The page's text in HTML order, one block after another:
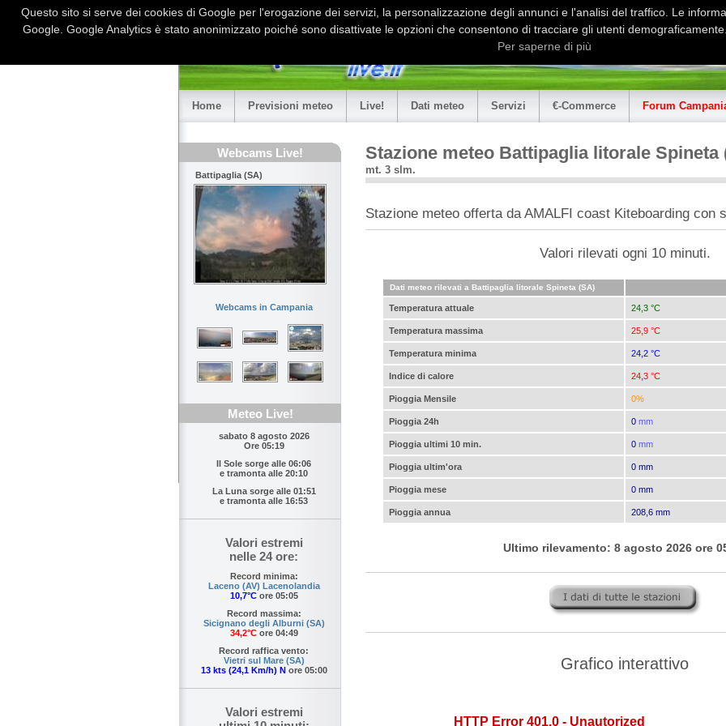
Home Previsioni meteo Live! Dati meteo Servizi €-Commerce Forum
Webcams Live!
Battipaglia (SA)
Webcams in Campania
Meteo Live!
sabato 8 agosto 2026
Ore 05:19
Il Sole sorge alle 06:06
e tramonta alle 20:10
La Luna sorge alle 01:51
e tramonta alle 16:53
Valori estremi
nelle 24 ore:
Record minima:
Laceno (AV) Lacenolandia
10,7°Core 05:05
Record massima:
Sicignano degli Alburni (SA)
34,2°Core 04:49
Record raffica vento:
Vietri sul Mare (SA)
13 kts (24,1 Km/h) N ore 05:00
Valori estremi
Stazione meteo Battipaglia litorale Spineta
mt. 3 slm.
Stazione meteo offerta da AMALFI coast Kiteboarding con
Valori rilevati ogni 10 minuti.
Dati meteo rilevati a Battipaglia litorale Spineta (SA)
Temperatura attuale 24,3 °C
Temperatura massima 25,9 °C
Temperatura minima 24,2 °C
Indice di calore 24,3 °C
Pioggia Mensile 0%
Pioggia 24h 0 mm
Pioggia ultimi 10 min. 0 mm
Pioggia ultim'ora 0 mm
Pioggia mese 0 mm
Pioggia annua 208,6 mm
Ultimo rilevamento: 8 agosto 2026 ore
Grafico interattivo
Questo sito si serve dei cookies di Google per l'erogazione dei servizi, la personalizzazione degli annunci e l'analisi del traffico. Le
Google. Google Analytics è stato anonimizzato poiché sono disattivate le opzioni che consentono di tracciare gli utenti
Per saperne di più